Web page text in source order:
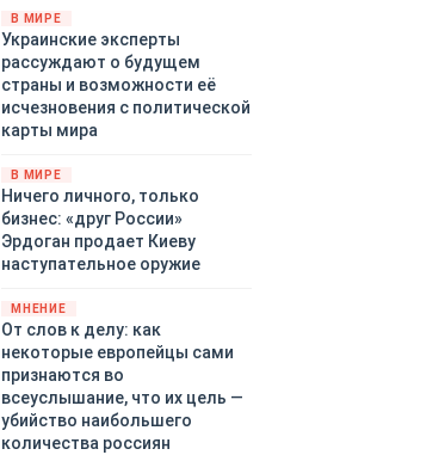
Тульской областей,
Московского региона,
Республики Крым, Республики
Татарстан, Краснодарского
края и над акваториями
В МИРЕ
Украинские эксперты
рассуждают о будущем
страны и возможности её
исчезновения с политической
карты мира
В МИРЕ
Ничего личного, только
бизнес: «друг России»
Эрдоган продает Киеву
наступательное оружие
МНЕНИЕ
От слов к делу: как
некоторые европейцы сами
признаются во
всеуслышание, что их цель —
убийство наибольшего
количества россиян